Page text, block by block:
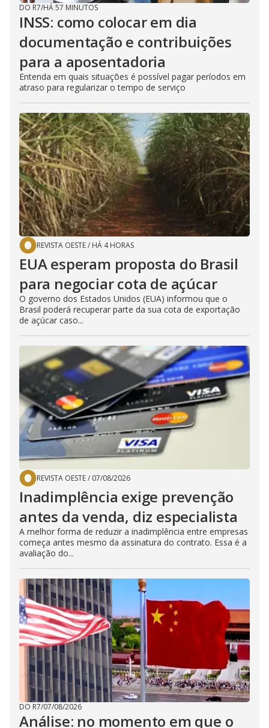
DO R7/HÁ 57 MINUTOS
INSS: como colocar em dia
documentação e contribuições
para a aposentadoria
Entenda em quais situações é possível pagar períodos em
atraso para regularizar o tempo de serviço
REVISTA OESTE/ HÁ 4 HORAS
EUA esperam proposta do Brasil
para negociar cota de açúcar
O governo dos Estados Unidos (EUA) informou que o
Brasil poderá recuperar parte da sua cota de exportação
de açúcar caso...
REVISTA OESTE/ 07/08/2026
Inadimplência exige prevenção
antes da venda, diz especialista
A melhor forma de reduzir a inadimplência entre empresas
começa antes mesmo da assinatura do contrato. Essa é a
avaliação do...
DO R7/07/08/2026
Análise: no momento em que o